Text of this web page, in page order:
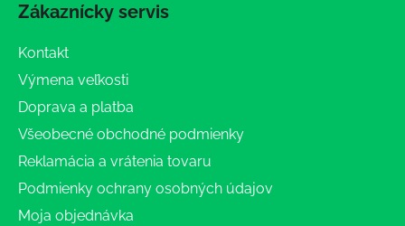
Zákaznícky servis
Kontakt
Výmena veľkosti
Doprava a platba
Všeobecné obchodné podmienky
Reklamácia a vrátenia tovaru
Podmienky ochrany osobných údajov
Moja objednávka